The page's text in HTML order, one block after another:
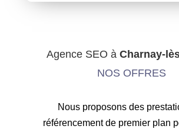
Agence SEO à Charnay-
NOS OFFRES
Nous proposons des
référencement de premier plan